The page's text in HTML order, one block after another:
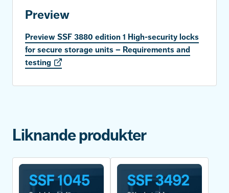
Preview
Preview SSF 3880 edition 1 High-security locks
for secure storage units – Requirements and
testing
Liknande produkter